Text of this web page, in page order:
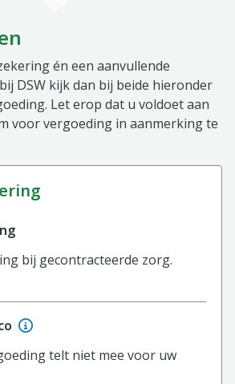
én een aanvullende
DSW kijk dan bij beide hieronder
Let erop dat u voldoet aan
voor vergoeding in aanmerking te
de vergoeding van de
bij gecontracteerde zorg.
telt niet mee voor uw